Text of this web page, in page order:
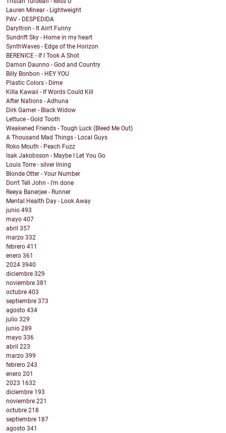
Lauren Minear - Lightweight
PAV - DESPEDIDA
Daryltron - It Ain't Funny
Sundrift Sky - Home in my heart
SynthWaves - Edge of the Horizon
BERENICE - If I Took A Shot
Damon Daunno - God and Country
Billy Bonbon - HEY YOU
Plastic Colors - Dime
Killa Kawaii - If Words Could Kill
After Nations - Adhuna
Dirk Garner - Black Widow
Lettuce - Gold Tooth
Weakened Friends - Tough Luck (Bleed Me Out)
A Thousand Mad Things - Local Guys
Roko Mouth - Peach Fuzz
Isak Jakobsson - Maybe I Let You Go
Louis Torre - silver lining
Blonde Otter - Your Number
Don't Tell John - I'm done
Reeya Banerjee - Runner
Mental Health Day - Look Away
junio 493
mayo 407
abril 357
marzo 332
febrero 411
enero 361
2024 3940
diciembre 329
noviembre 381
octubre 403
septiembre 373
agosto 434
julio 329
junio 289
mayo 336
abril 223
marzo 399
febrero 243
enero 201
2023 1632
diciembre 193
noviembre 221
octubre 218
septiembre 187
agosto 341